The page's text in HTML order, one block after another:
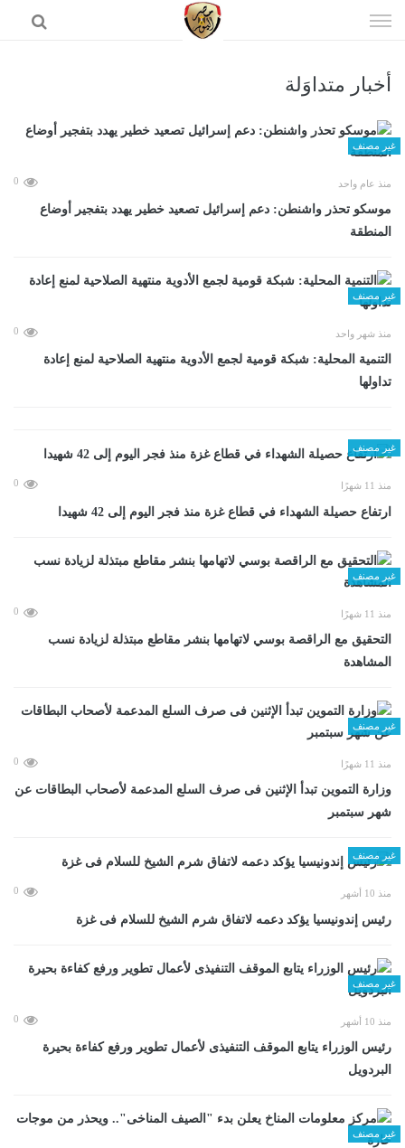
الى
أخبار متداوَلة
غير مصنف
منذ عام واحد 0
موسكو تحذر واشنطن: دعم إسرائيل تصعيد خطير يهدد بتفجير أوضاع
المنطقة
غير مصنف
منذ شهر واحد 0
التنمية المحلية: شبكة قومية لجمع الأدوية منتهية الصلاحية لمنع إعادة
تداولها
غير مصنف
منذ 11 شهرًا 0
ارتفاع حصيلة الشهداء في قطاع غزة منذ فجر اليوم إلى 42 شهيدا
غير مصنف
منذ 11 شهرًا 0
التحقيق مع الراقصة بوسي لاتهامها بنشر مقاطع مبتذلة لزيادة نسب
المشاهدة
غير مصنف
منذ 11 شهرًا 0
وزارة التموين تبدأ الإثنين فى صرف السلع المدعمة لأصحاب البطاقات عن
شهر سبتمبر
غير مصنف
منذ 10 أشهر 0
رئيس إندونيسيا يؤكد دعمه لاتفاق شرم الشيخ للسلام فى غزة
غير مصنف
منذ 10 أشهر 0
رئيس الوزراء يتابع الموقف التنفيذى لأعمال تطوير ورفع كفاءة بحيرة
البردويل
غير مصنف